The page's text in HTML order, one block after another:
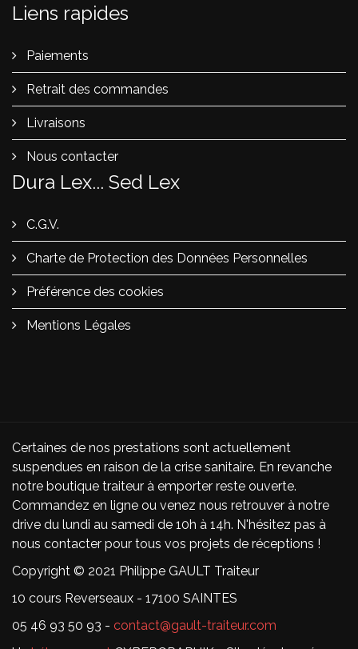
Liens rapides
Paiements
Retrait des commandes
Livraisons
Nous contacter
Dura Lex... Sed Lex
C.G.V.
Charte de Protection des Données Personnelles
Préférence des cookies
Mentions Légales
Certaines de nos prestations sont actuellement
suspendues en raison de la crise sanitaire. En revanche
notre boutique traiteur à emporter reste ouverte.
Commandez en ligne ou venez nous retrouver à notre
drive du lundi au samedi de 10h à 14h. N'hésitez pas à
nous contacter pour tous vos projets de réceptions !
Copyright © 2021 Philippe GAULT Traiteur
10 cours Reverseaux - 17100 SAINTES
05 46 93 50 93 - contact@gault-traiteur.com